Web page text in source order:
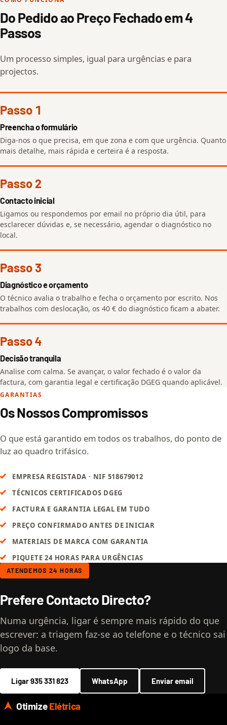
Do Pedido ao Preço Fechado em 4
Passos
Um processo simples, igual para urgências e para
projectos.
Passo 1
Preencha o formulário
Diga-nos o que precisa, em que zona e com que urgência. Quanto
mais detalhe, mais rápida e certeira é a resposta.
Passo 2
Contacto inicial
Ligamos ou respondemos por email no próprio dia útil, para
esclarecer dúvidas e, se necessário, agendar o diagnóstico no
local.
Passo 3
Diagnóstico e orçamento
O técnico avalia o trabalho e fecha o orçamento por escrito. Nos
trabalhos com deslocação, os 40 € do diagnóstico ficam a abater.
Passo 4
Decisão tranquila
Analise com calma. Se avançar, o valor fechado é o valor da
factura, com garantia legal e certificação DGEG quando aplicável.
GARANTIAS
Os Nossos Compromissos
O que está garantido em todos os trabalhos, do ponto de
luz ao quadro trifásico.
EMPRESA REGISTADA · NIF 518679012
TÉCNICOS CERTIFICADOS DGEG
FACTURA E GARANTIA LEGAL EM TUDO
PREÇO CONFIRMADO ANTES DE INICIAR
MATERIAIS DE MARCA COM GARANTIA
PIQUETE 24 HORAS PARA URGÊNCIAS
ATENDEMOS 24 HORAS
Prefere Contacto Directo?
Numa urgência, ligar é sempre mais rápido do que
escrever: a triagem faz-se ao telefone e o técnico sai
logo da base.
Ligar 935 331 823 WhatsApp Enviar email
OtimizeElétrica